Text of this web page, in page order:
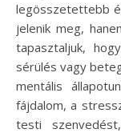
legösszetettebb
jelenik meg,
tapasztaljuk,
sérülés vagy
mentális
fájdalom, a
testi